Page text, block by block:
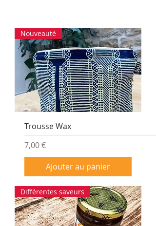
Nouveauté
Trousse Wax
Prix
7,00 €
Ajouter au panier
Différentes saveurs